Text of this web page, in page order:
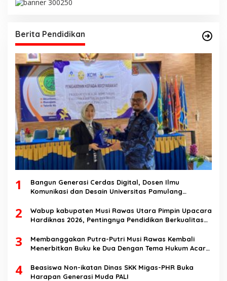
Berita Pendidikan
1
Bangun Generasi Cerdas Digital, Dosen Ilmu
Komunikasi dan Desain Universitas Pamulang
Speech di SMK Ikhlas Jawilan
2
Wabup kabupaten Musi Rawas Utara Pimpin Upacara
Hardiknas 2026, Pentingnya Pendidikan Berkualitas
3
Membanggakan Putra-Putri Musi Rawas Kembali
Menerbitkan Buku ke Dua Dengan Tema Hukum Acara
4
Beasiswa Non-ikatan Dinas SKK Migas-PHR Buka
Harapan Generasi Muda PALI